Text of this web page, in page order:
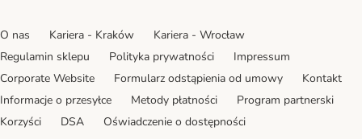
O nas Kariera - Kraków
Kariera - Wrocław
Regulamin sklepu
Polityka prywatności
Impressum
Corporate Website
Formularz odstąpienia od umowy
Kontakt
Informacje o przesyłce
Metody płatności
Program partnerski
Korzyści
DSA Oświadczenie o dostępności